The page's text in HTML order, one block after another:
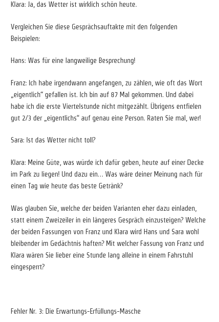
Klara: Ja, das Wetter ist wirklich schön heute.
Vergleichen Sie diese Gesprächsauftakte mit den folgenden
Beispielen:
Hans: Was für eine langweilige Besprechung!
Franz: Ich habe irgendwann angefangen, zu zählen, wie oft das Wort
„eigentlich“ gefallen ist. Ich bin auf 87 Mal gekommen. Und dabei
habe ich die erste Viertelstunde nicht mitgezählt. Übrigens entfielen
gut 2/3 der „eigentlichs“ auf genau eine Person. Raten Sie mal, wer!
Sara: Ist das Wetter nicht toll?
Klara: Meine Güte, was würde ich dafür geben, heute auf einer Decke
im Park zu liegen! Und dazu ein… Was wäre deiner Meinung nach für
einen Tag wie heute das beste Getränk?
Was glauben Sie, welche der beiden Varianten eher dazu einladen,
statt einem Zweizeiler in ein längeres Gespräch einzusteigen? Welche
der beiden Fassungen von Franz und Klara wird Hans und Sara wohl
bleibender im Gedächtnis haften? Mit welcher Fassung von Franz und
Klara wären Sie lieber eine Stunde lang alleine in einem Fahrstuhl
eingesperrt?
Fehler Nr. 3: Die Erwartungs-Erfüllungs-Masche